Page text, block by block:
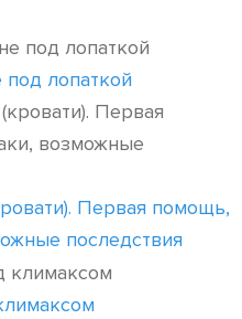
лопаткой
Первая помощь,
последствия